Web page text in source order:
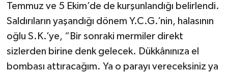
Temmuz ve 5 Ekim’de de kurşunlandığı belirlendi.
Saldırıların yaşandığı dönem Y.C.G.’nin, halasının
oğlu S.K.’ye, “Bir sonraki mermiler direkt
sizlerden birine denk gelecek. Dükkânınıza el
bombası attıracağım. Ya o parayı vereceksiniz ya